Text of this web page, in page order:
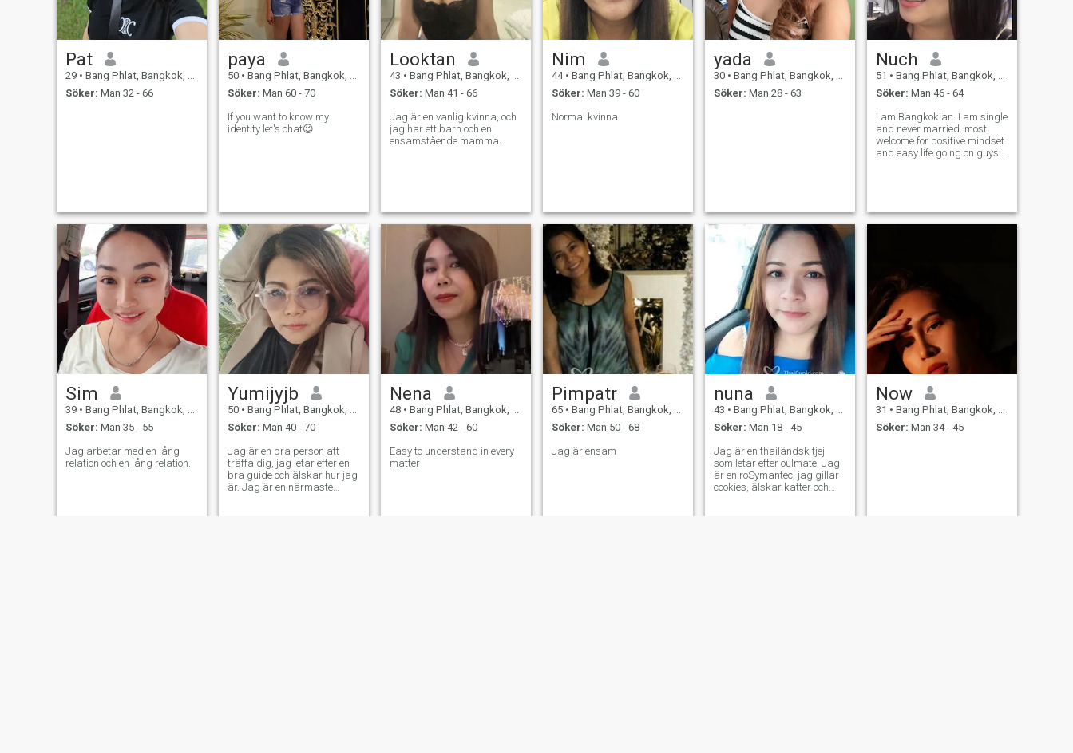
Pat
29 • Bang Phlat, Bangkok, Thailand
Söker: Man 32 - 66
paya
50 • Bang Phlat, Bangkok, Thailand
Söker: Man 60 - 70
If you want to know my
identity let's chat😉
Looktan
43 • Bang Phlat, Bangkok, Thailand
Söker: Man 41 - 66
Jag är en vanlig kvinna, och
jag har ett barn och en
ensamstående mamma.
Nim
44 • Bang Phlat, Bangkok, Thailand
Söker: Man 39 - 60
Normal kvinna
yada
30 • Bang Phlat, Bangkok, Thailand
Söker: Man 28 - 63
Nuch
51 • Bang Phlat, Bangkok, Thailand
Söker: Man 46 - 64
I am Bangkokian. I am single
and never married. most
welcome for positive mindset
and easy life going on guys .
Sim
39 • Bang Phlat, Bangkok, Thailand
Söker: Man 35 - 55
Jag arbetar med en lång
relation och en lång relation.
Yumijyjb
50 • Bang Phlat, Bangkok, Thailand
Söker: Man 40 - 70
Jag är en bra person att
träffa dig, jag letar efter en
bra guide och älskar hur jag
är. Jag är en närmaste
Nena
48 • Bang Phlat, Bangkok, Thailand
Söker: Man 42 - 60
Easy to understand in every
matter
Pimpatr
65 • Bang Phlat, Bangkok, Thailand
Söker: Man 50 - 68
Jag är ensam
nuna
43 • Bang Phlat, Bangkok, Thailand
Söker: Man 18 - 45
Jag är en thailändsk tjej
som letar efter oulmate. Jag
är en roSymantec, jag gillar
cookies, älskar katter och
Now
31 • Bang Phlat, Bangkok, Thailand
Söker: Man 34 - 45